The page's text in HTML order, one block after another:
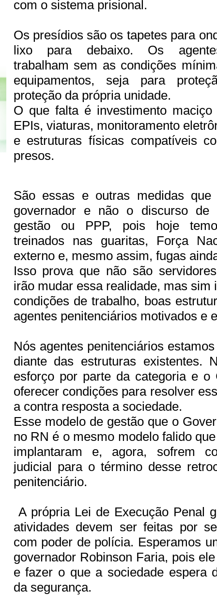
com o sistema prisional.
Os presídios são os tapetes para
lixo para debaixo. Os
trabalham sem as condições
equipamentos, seja para
proteção da própria unidade.
O que falta é investimento maciço
EPIs, viaturas, monitoramento
e estruturas físicas compatíveis
presos.
São essas e outras medidas que
governador e não o discurso de
gestão ou PPP, pois hoje
treinados nas guaritas, Força
externo e, mesmo assim, fugas
Isso prova que não são
irão mudar essa realidade, mas sim
condições de trabalho, boas
agentes penitenciários motivados e
Nós agentes penitenciários
diante das estruturas existentes.
esforço por parte da categoria e o
oferecer condições para resolver
a contra resposta a sociedade.
Esse modelo de gestão que o
no RN é o mesmo modelo falido
implantaram e, agora, sofrem
judicial para o término desse
penitenciário.
A própria Lei de Execução Penal
atividades devem ser feitas por
com poder de polícia. Esperamos
governador Robinson Faria, pois
e fazer o que a sociedade espera
da segurança.